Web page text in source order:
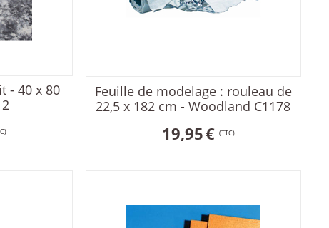
- 40 x 80
Feuille de modelage : rouleau de
22,5 x 182 cm - Woodland C1178
19,95€ (TTC)